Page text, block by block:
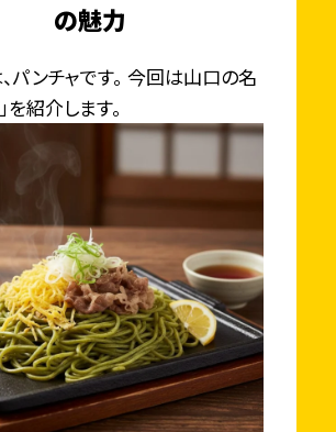
の魅力
パンチャです。 今回は山口の名
を紹介します。